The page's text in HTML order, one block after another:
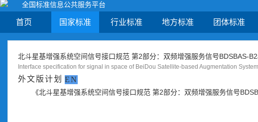
全国标准信息公共服务平台
首页 国家标准 行业标准 地方标准 团体标准
北斗星基增强系统空间信号接口规范 第2部分：双频增强服务信号BDSBAS-
Interface specification for signal in space of BeiDou Satellite-based Augmentation
外文版计划 EN
《北斗星基增强系统空间信号接口规范 第2部分：双频增强服务信号